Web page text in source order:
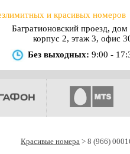
и красивых номеров
Багратионовский проезд, дом
корпус 2, этаж 3, офис
Без выходных: 9:00 -
Красивые номера > 8 (966)